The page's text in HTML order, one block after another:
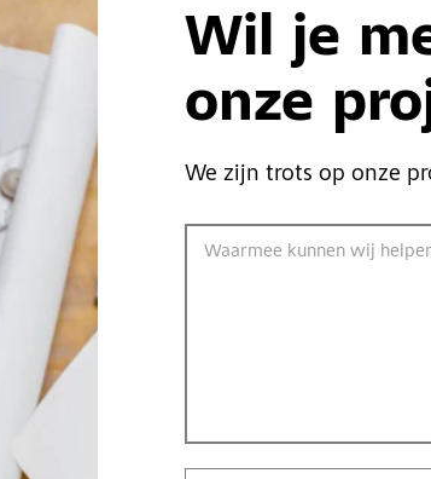
Wil je
onze
We zijn trots op onze
Waarmee kunnen wij